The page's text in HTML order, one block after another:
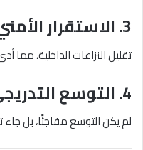
3. الاستقرار الأمني
تقليل النزاعات الداخلية، مما
4. التوسع التدريجي
لم يكن التوسع مفاجئًا، بل جاء